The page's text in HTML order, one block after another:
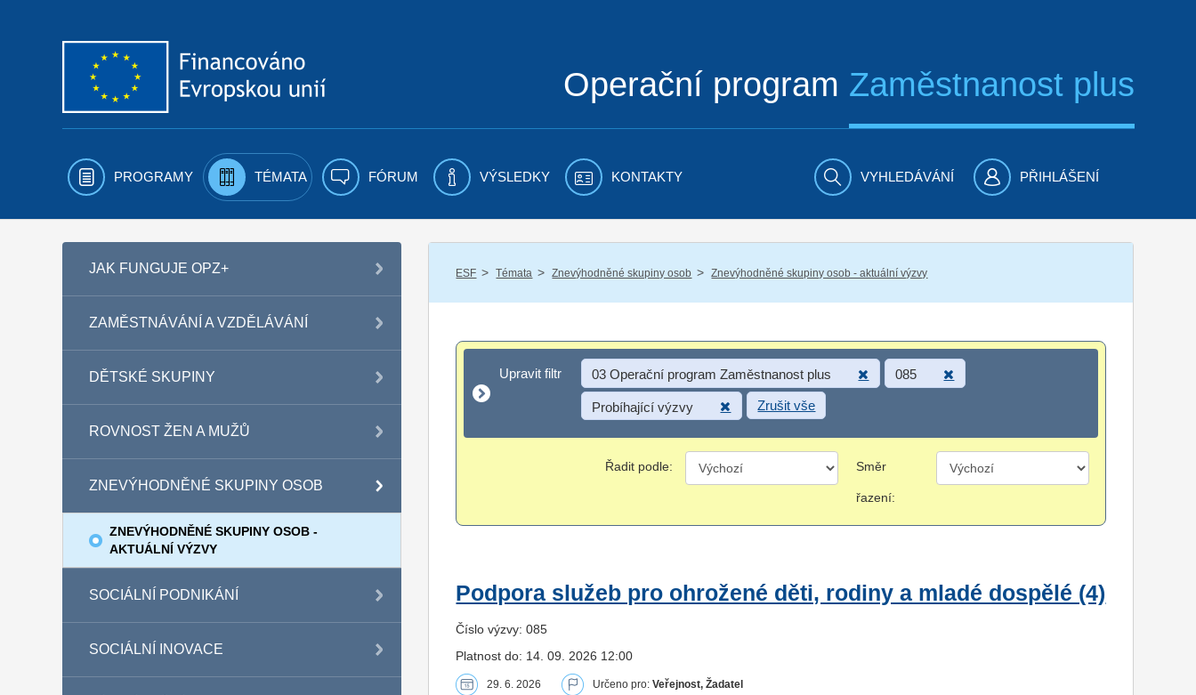
Operační program Zaměstnanost plus
PROGRAMY TÉMATA FÓRUM VÝSLEDKY KONTAKTY VYHLEDÁVÁNÍ PŘIHLÁŠENÍ
JAK FUNGUJE OPZ+
ZAMĚSTNÁVÁNÍ A VZDĚLÁVÁNÍ
DĚTSKÉ SKUPINY
ROVNOST ŽEN A MUŽŮ
ZNEVÝHODNĚNÉ SKUPINY OSOB
ZNEVÝHODNĚNÉ SKUPINY OSOB -
AKTUÁLNÍ VÝZVY
SOCIÁLNÍ PODNIKÁNÍ
SOCIÁLNÍ INOVACE
ESF / Témata / Znevýhodněné skupiny osob / Znevýhodněné skupiny osob - aktuální výzvy
Upravit filtr
Upravit filtr 03 Operační program Zaměstnanost plus 085
Probíhající výzvy Zrušit vše
Řadit podle: Směr
řazení:
Podpora služeb pro ohrožené děti, rodiny a mladé dospělé (4)
Číslo výzvy: 085
Platnost do: 14. 09. 2026 12:00
29. 6. 2026 Určeno pro:Veřejnost, Žadatel